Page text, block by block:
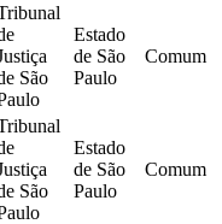
São
Estado
de São
Paulo
Comum
São
Estado
de São
Paulo
Comum